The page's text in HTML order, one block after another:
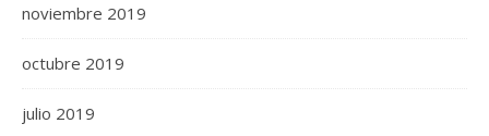
noviembre 2019
octubre 2019
julio 2019